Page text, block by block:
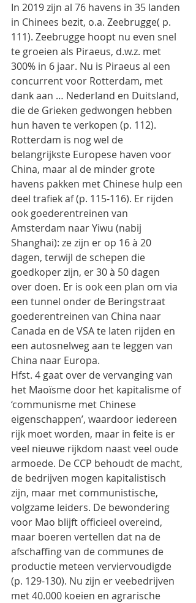
In 2019 zijn al 76 havens in 35 landen
in Chinees bezit, o.a. Zeebrugge( p.
111). Zeebrugge hoopt nu even snel
te groeien als Piraeus, d.w.z. met
300% in 6 jaar. Nu is Piraeus al een
concurrent voor Rotterdam, met
dank aan … Nederland en Duitsland,
die de Grieken gedwongen hebben
hun haven te verkopen (p. 112).
Rotterdam is nog wel de
belangrijkste Europese haven voor
China, maar al de minder grote
havens pakken met Chinese hulp een
deel trafiek af (p. 115-116). Er rijden
ook goederentreinen van
Amsterdam naar Yiwu (nabij
Shanghai): ze zijn er op 16 à 20
dagen, terwijl de schepen die
goedkoper zijn, er 30 à 50 dagen
over doen. Er is ook een plan om via
een tunnel onder de Beringstraat
goederentreinen van China naar
Canada en de VSA te laten rijden en
een autosnelweg aan te leggen van
China naar Europa.
Hfst. 4 gaat over de vervanging van
het Maoïsme door het kapitalisme of
‘communisme met Chinese
eigenschappen’, waardoor iedereen
rijk moet worden, maar in feite is er
veel nieuwe rijkdom naast veel oude
armoede. De CCP behoudt de macht,
de bedrijven mogen kapitalistisch
zijn, maar met communistische,
volgzame leiders. De bewondering
voor Mao blijft officieel overeind,
maar boeren vertellen dat na de
afschaffing van de communes de
productie meteen verviervoudigde
(p. 129-130). Nu zijn er veebedrijven
met 40.000 koeien en agrarische